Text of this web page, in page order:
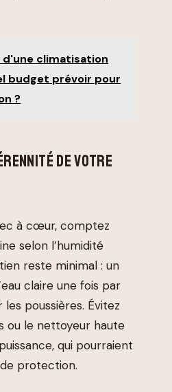
d'une climatisation
budget prévoir pour
?
DE VOTRE
à cœur, comptez
selon l’humidité
reste minimal : un
claire une fois par
poussières. Évitez
ou le nettoyeur haute
qui pourraient
protection.